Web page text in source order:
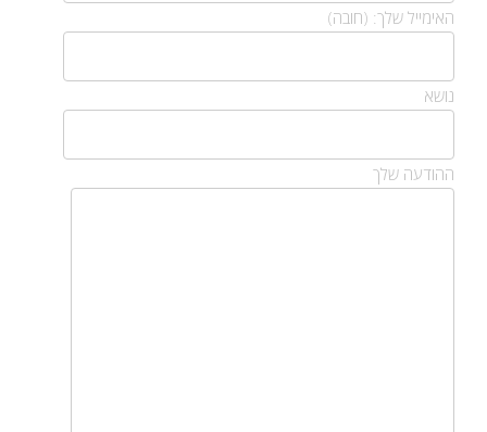
האימייל שלך: (חובה)
נושא
ההודעה שלך